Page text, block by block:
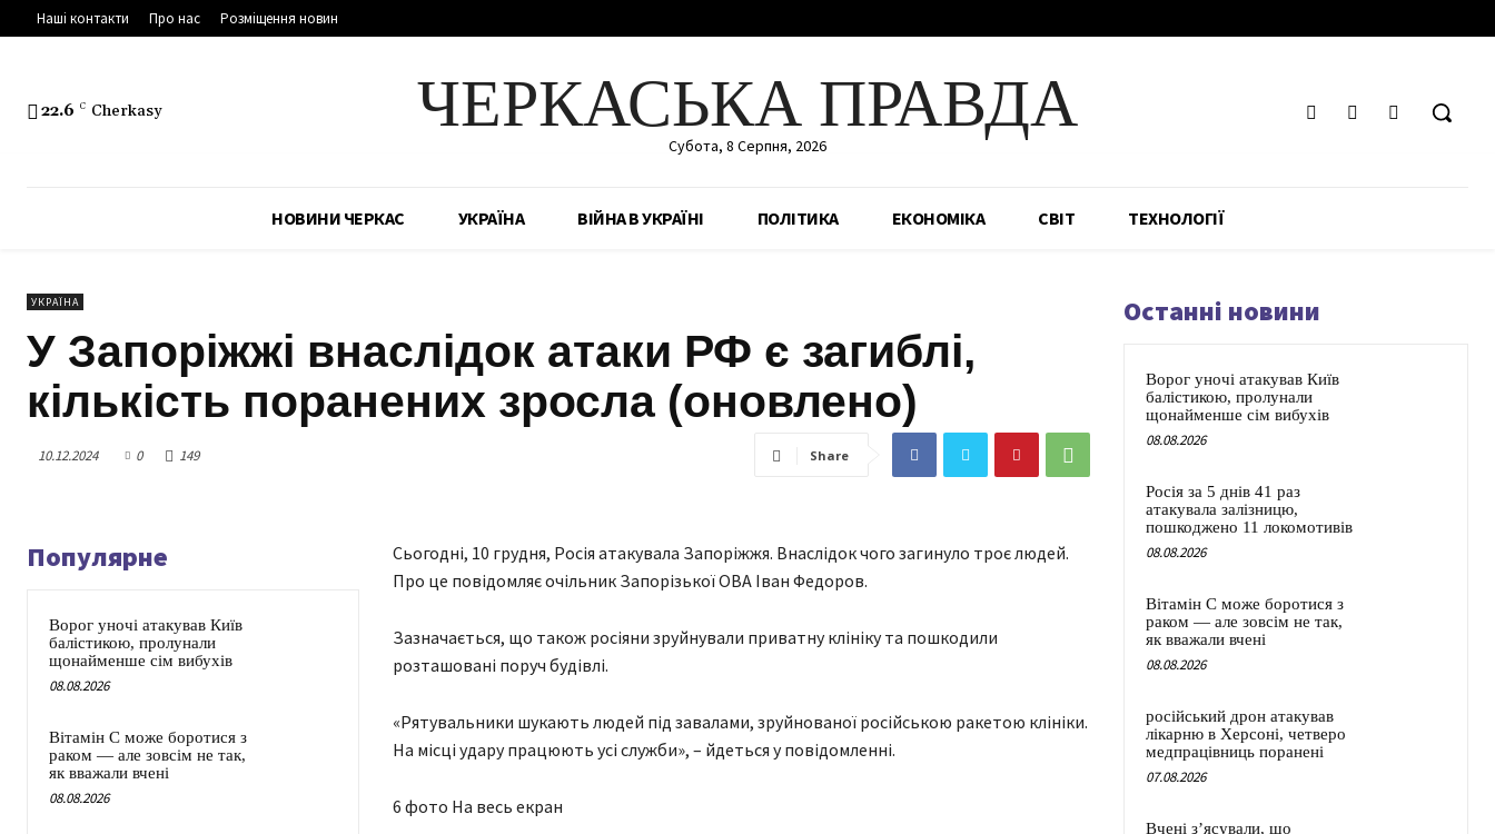
Наші контакти Про нас Розміщення новин
22.6 C Cherkasy ЧЕРКАСЬКА ПРАВДА
Субота, 8 Серпня, 2026
НОВИНИ ЧЕРКАС УКРАЇНА ВІЙНА В УКРАЇНІ ПОЛІТИКА ЕКОНОМІКА СВІТ ТЕХНОЛОГІЇ
УКРАЇНА
У Запоріжжі внаслідок атаки РФ є загиблі,
кількість поранених зросла (оновлено)
10.12.2024 0 149 Share
Популярне
Ворог уночі атакував Київ
балістикою, пролунали
щонайменше сім вибухів
08.08.2026
Вітамін C може боротися з
раком — але зовсім не так,
як вважали вчені
08.08.2026
Сьогодні, 10 грудня, Росія атакувала Запоріжжя. Внаслідок чого загинуло троє людей.
Про це повідомляє очільник Запорізької ОВА Іван Федоров.
Зазначається, що також росіяни зруйнували приватну клініку та пошкодили
розташовані поруч будівлі.
«Рятувальники шукають людей під завалами, зруйнованої російською ракетою клініки.
На місці удару працюють усі служби», – йдеться у повідомленні.
6 фото На весь екран
Останні новини
Ворог уночі атакував Київ
балістикою, пролунали
щонайменше сім вибухів
08.08.2026
Росія за 5 днів 41 раз
атакувала залізницю,
пошкоджено 11 локомотивів
08.08.2026
Вітамін C може боротися з
раком — але зовсім не так,
як вважали вчені
08.08.2026
російський дрон атакував
лікарню в Херсоні, четверо
медпрацівниць поранені
07.08.2026
Вчені з’ясували, що